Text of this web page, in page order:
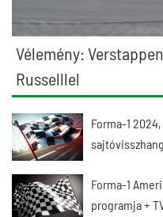
Vélemény:
Russelllel
Forma-1
sajtóvisszhang
Forma-1
programja +